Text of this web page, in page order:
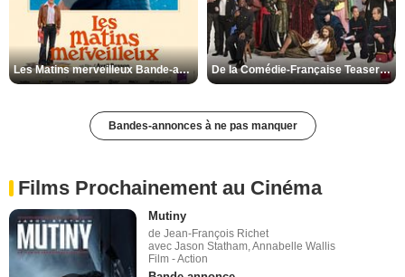
Les Matins merveilleux Bande-annonce VF De la Comédie-Française Teaser VF
Bandes-annonces à ne pas manquer
Films Prochainement au Cinéma
Mutiny
de Jean-François Richet
avec Jason Statham, Annabelle Wallis
Film - Action